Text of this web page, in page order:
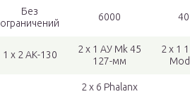
Без
ограничений
6000
1 х 2 АК-130
2 х 1 АУ Mk 45
127-мм
2 х 1
2 х 6 Phalanx